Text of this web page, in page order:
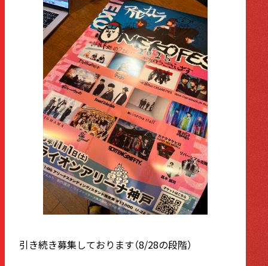
引き続き募集しております（8/28の段階）